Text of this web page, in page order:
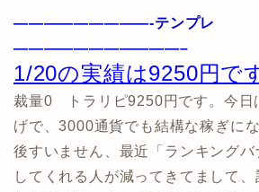
—————————-テンプレ
———————————–
1/20の実績は9250円で
裁量0 トラリピ9250円です。今日
げで、3000通貨でも結構な稼ぎにな
後すいません、最近「ランキングバ
してくれる人が減ってきてまして